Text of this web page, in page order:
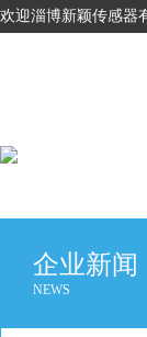
欢迎淄博新颖传感器
企业新闻
NEWS